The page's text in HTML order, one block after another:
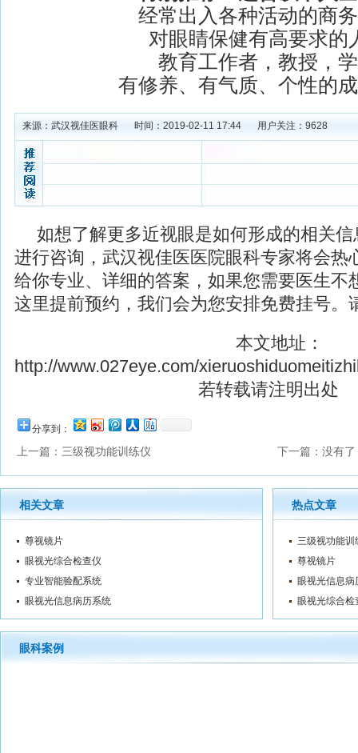
经常出入各种活动的商
对眼睛保健有高要求的
教育工作者，教授，
有修养、有气质、个性的
来源： 武汉视佳医眼科 时间：2019-02-11 17:44 用户关注： 9628
如想了解更多近视眼是如何形成的相关
进行咨询，武汉视佳医医院眼科专家将会热
给你专业、详细的答案，如果您需要医生不
这里提前预约，我们会为您安排免费挂号。
本文地址：
http://www.027eye.com/
若转载请注明出处
分享到：
上一篇： 三级视功能训练仪 下一篇：没有了
相关文章
尊视镜片
眼视光综合检查仪
专业智能验配系统
眼视光信息病历系统
热点文章
三级视功能训
尊视镜片
眼视光信息病
眼视光综合检
眼科案例